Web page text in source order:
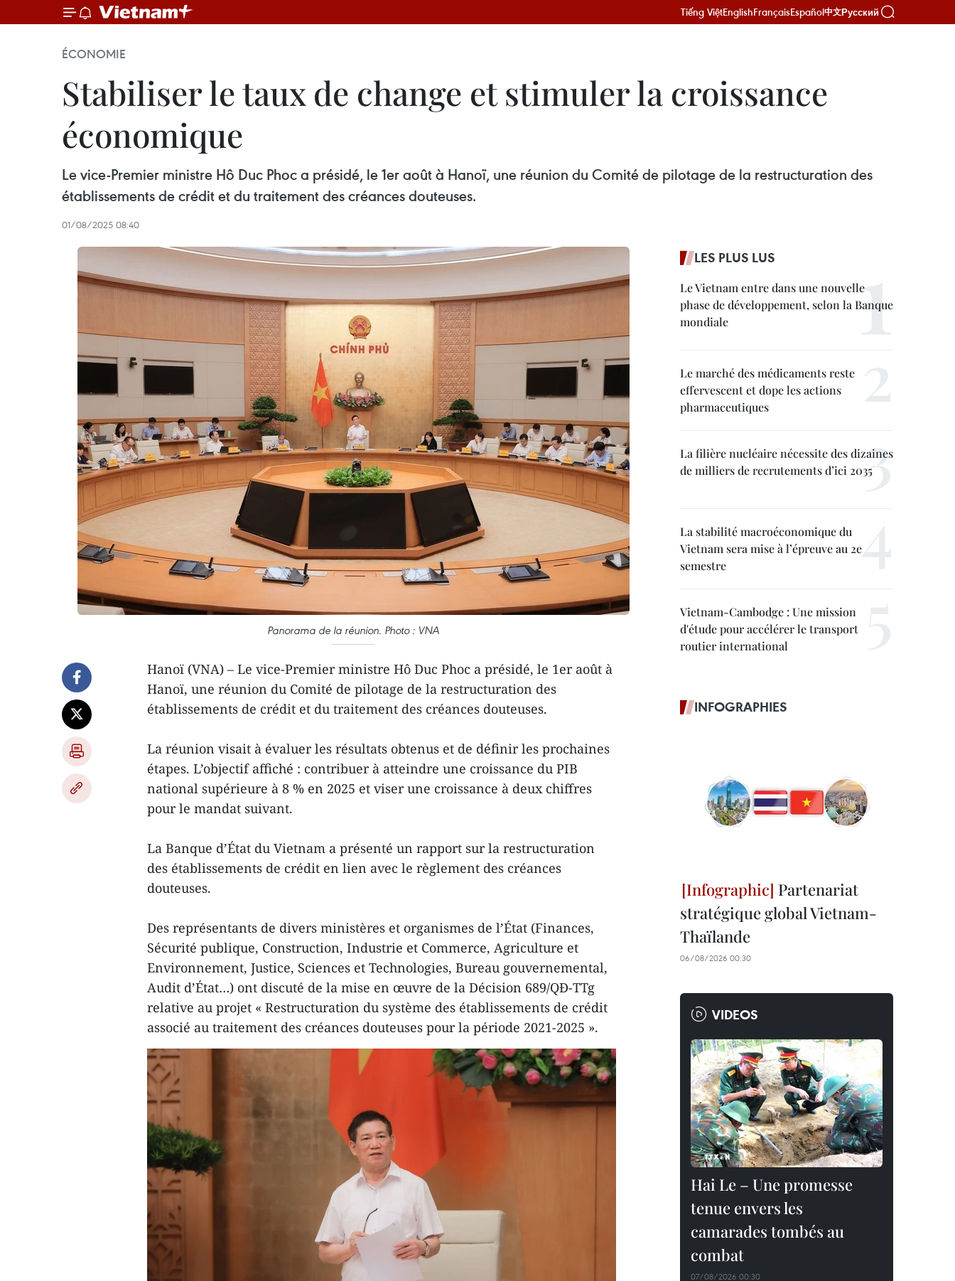
Tiếng ViệtEnglishFrançaisEspañol中文Русский
ÉCONOMIE
Stabiliser le taux de change et stimuler la croissance
économique
Le vice-Premier ministre Hô Duc Phoc a présidé, le 1er août à Hanoï, une réunion du Comité de pilotage de la restructuration des
établissements de crédit et du traitement des créances douteuses.
01/08/2025 08:40
Panorama de la réunion. Photo : VNA
Hanoï (VNA) – Le vice-Premier ministre Hô Duc Phoc a présidé, le 1er août à
Hanoï, une réunion du Comité de pilotage de la restructuration des
établissements de crédit et du traitement des créances douteuses.
La réunion visait à évaluer les résultats obtenus et de définir les prochaines
étapes. L’objectif affiché : contribuer à atteindre une croissance du PIB
national supérieure à 8 % en 2025 et viser une croissance à deux chiffres
pour le mandat suivant.
La Banque d’État du Vietnam a présenté un rapport sur la restructuration
des établissements de crédit en lien avec le règlement des créances
douteuses.
Des représentants de divers ministères et organismes de l’État (Finances,
Sécurité publique, Construction, Industrie et Commerce, Agriculture et
Environnement, Justice, Sciences et Technologies, Bureau gouvernemental,
Audit d’État…) ont discuté de la mise en œuvre de la Décision 689/QĐ-TTg
relative au projet « Restructuration du système des établissements de crédit
associé au traitement des créances douteuses pour la période 2021-2025 ».
LES PLUS LUS
Le Vietnam entre dans une nouvelle
phase de développement, selon la Banque
mondiale
Le marché des médicaments reste
effervescent et dope les actions
pharmaceutiques
La filière nucléaire nécessite des dizaines
de milliers de recrutements d’ici 2035
La stabilité macroéconomique du
Vietnam sera mise à l’épreuve au 2e
semestre
Vietnam-Cambodge : Une mission
d'étude pour accélérer le transport
routier international
INFOGRAPHIES
Partenariat
stratégique global Vietnam-
Thaïlande
06/08/2026 00:30
VIDEOS
Hai Le – Une promesse
tenue envers les
camarades tombés au
combat
07/08/2026 00:30